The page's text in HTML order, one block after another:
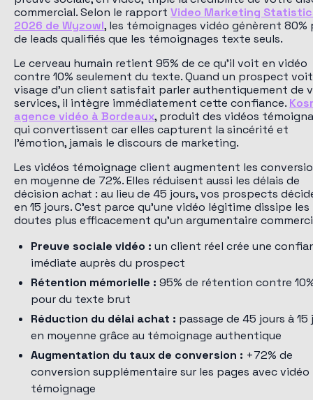
commercial. Selon le rapport Video Marketing
2026 de Wyzowl, les témoignages vidéo génèrent 80%
de leads qualifiés que les témoignages texte seuls.
Le cerveau humain retient 95% de ce qu'il voit en vidéo
contre 10% seulement du texte. Quand un prospect
visage d'un client satisfait parler authentiquement de
services, il intègre immédiatement cette confiance.
agence vidéo à Bordeaux, produit des vidéos
qui convertissent car elles capturent la sincérité et
l'émotion, jamais le discours de marketing.
Les vidéos témoignage client augmentent les
en moyenne de 72%. Elles réduisent aussi les délais de
décision achat : au lieu de 45 jours, vos prospects
en 15 jours. C'est parce qu'une vidéo légitime dissipe les
doutes plus efficacement qu'un argumentaire
Preuve sociale vidéo : un client réel crée une
imédiate auprès du prospect
Rétention mémorielle : 95% de rétention contre
pour du texte brut
Réduction du délai achat : passage de 45 jours à 15
en moyenne grâce au témoignage authentique
Augmentation du taux de conversion : +72% de
conversion supplémentaire sur les pages avec vidéo
témoignage